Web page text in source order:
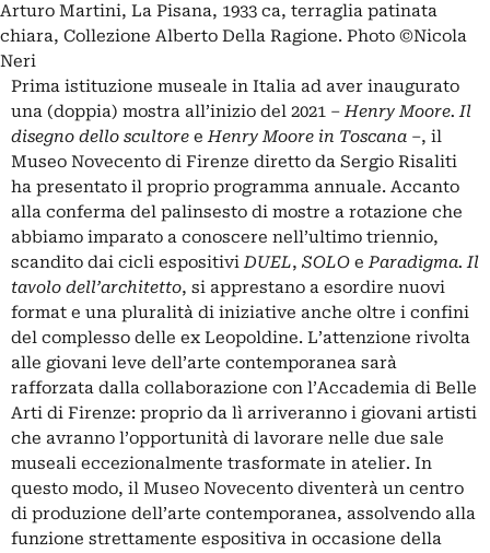
Arturo Martini, La Pisana, 1933 ca, terraglia patinata
chiara, Collezione Alberto Della Ragione. Photo ©Nicola
Neri
Prima istituzione museale in Italia ad aver inaugurato
una (doppia) mostra all’inizio del 2021 –Henry Moore. Il
disegno dello scultore e Henry Moore in Toscana –, il
Museo Novecento di Firenze diretto da Sergio Risaliti
ha presentato il proprio programma annuale. Accanto
alla conferma del palinsesto di mostre a rotazione che
abbiamo imparato a conoscere nell’ultimo triennio,
scandito dai cicli espositiviDUEL, SOLO eParadigma. Il
tavolo dell’architetto, si apprestano a esordire nuovi
format e una pluralità di iniziative anche oltre i confini
del complesso delle ex Leopoldine. L’attenzione rivolta
alle giovani leve dell’arte contemporanea sarà
rafforzata dalla collaborazione con l’Accademia di Belle
Arti di Firenze: proprio da lì arriveranno i giovani artisti
che avranno l’opportunità di lavorare nelle due sale
museali eccezionalmente trasformate in atelier. In
questo modo, il Museo Novecento diventerà un centro
di produzione dell’arte contemporanea, assolvendo alla
funzione strettamente espositiva in occasione della